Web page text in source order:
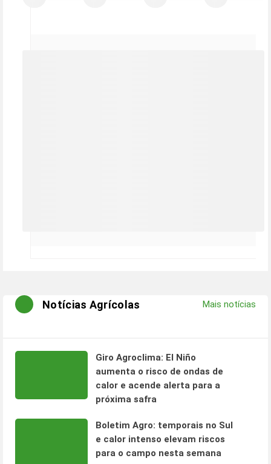
Notícias Agrícolas Mais notícias
Giro Agroclima: El Niño
aumenta o risco de ondas de
calor e acende alerta para a
próxima safra
Boletim Agro: temporais no Sul
e calor intenso elevam riscos
para o campo nesta semana